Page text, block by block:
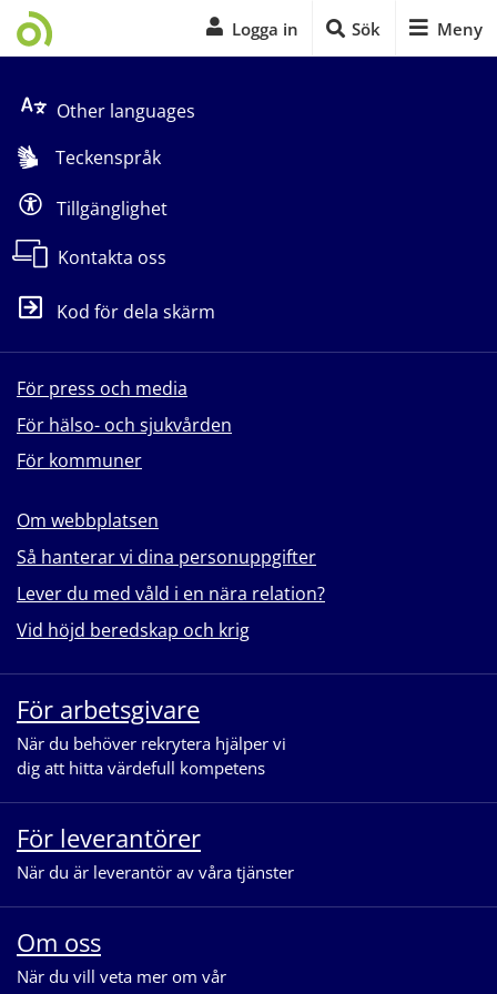
Logga in Sök Meny
Other languages
Teckenspråk
Tillgänglighet
Kontakta oss
Kod för dela skärm
För press och media
För hälso- och sjukvården
För kommuner
Om webbplatsen
Så hanterar vi dina personuppgifter
Lever du med våld i en nära relation?
Vid höjd beredskap och krig
För arbetsgivare
När du behöver rekrytera hjälper vi
dig att hitta värdefull kompetens
För leverantörer
När du är leverantör av våra tjänster
Om oss
När du vill veta mer om vår